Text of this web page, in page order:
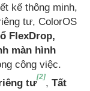
kế thông minh,
tư, ColorOS
FlexDrop,
màn hình
công việc.
tư
[2]
, Tất